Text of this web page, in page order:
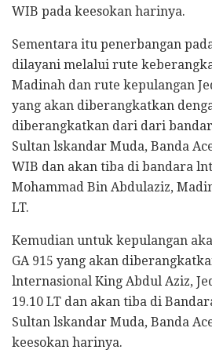
WIB pada keesokan harinya.
Sementara itu penerbangan
dilayani melalui rute
Madinah dan rute kepulangan
yang akan diberangkatkan
diberangkatkan dari dari
Sultan lskandar Muda, Banda
WIB dan akan tiba di bandara
Mohammad Bin Abdulaziz,
LT.
Kemudian untuk kepulangan
GA 915 yang akan
lnternasional King Abdul Aziz,
19.10 LT dan akan tiba di
Sultan lskandar Muda, Banda
keesokan harinya.